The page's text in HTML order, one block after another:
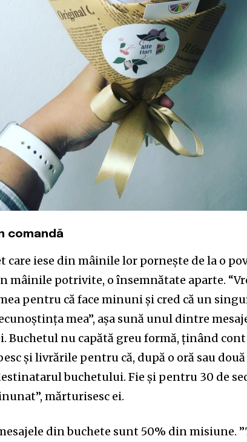
of
and be part
enter your email address on our website or click
below. Don't worry, we respect your privacy and
Your information is safe with us.
Cititori
comandă
care iese din mâinile lor pornește de la o
mâinile potrivite, o însemnătate aparte.
pentru că face minuni și cred că un
mea”, așa sună unul dintre
Buchetul nu capătă greu formă, ținând
și livrările pentru că, după o oră sau
buchetului. Fie și pentru 30 de
mărturisesc ei.
din buchete sunt 50% din misiune.